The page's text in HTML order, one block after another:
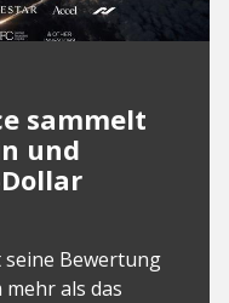
sammelt
und
seine Bewertung
als das